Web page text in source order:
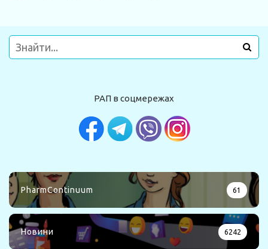
РАП в соцмережах
PharmContinuum 61
Новини 6242